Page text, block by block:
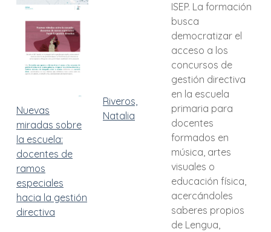
Nuevas
miradas sobre
la escuela:
docentes de
ramos
especiales
hacia la gestión
directiva
Riveros,
Natalia
ISEP. La formación
busca
democratizar el
acceso a los
concursos de
gestión directiva
en la escuela
primaria para
docentes
formados en
música, artes
visuales o
educación física,
acercándoles
saberes propios
de Lengua,